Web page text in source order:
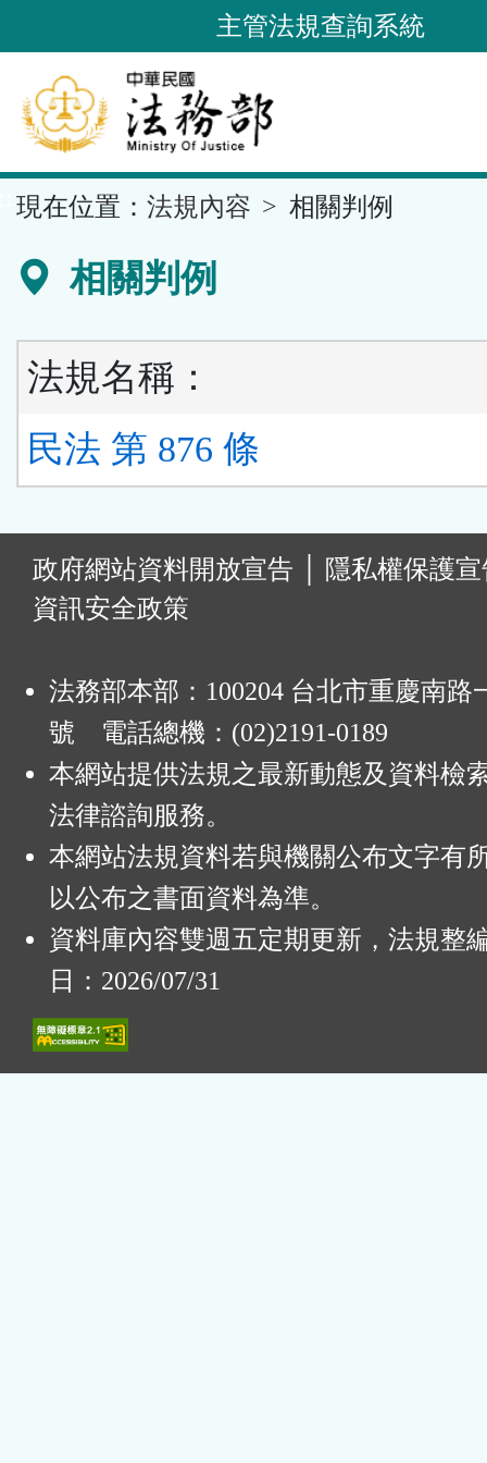
到
要
內
容
區
主管法規查詢系統
現在位置： 法規內容 相關判例
相關判例
法規名稱：
民法 第 876 條
政府網站資料開放宣告
隱私權保護
資訊安全政策
法務部本部：100204 台北市重慶南路
號 電話總機：(02)2191-0189
本網站提供法規之最新動態及資料檢
法律諮詢服務。
本網站法規資料若與機關公布文字有
以公布之書面資料為準。
資料庫內容雙週五定期更新，法規整
日：2026/07/31